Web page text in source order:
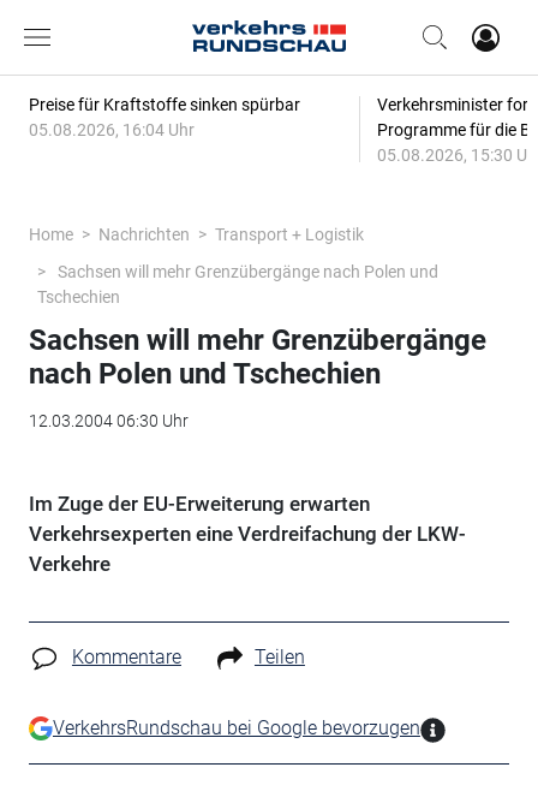
Preise für Kraftstoffe sinken spürbar
05.08.2026, 16:04 Uhr
Verkehrsminister
Programme für die
05.08.2026, 15:30
Home Nachrichten
Transport + Logistik
Sachsen will mehr Grenzübergänge nach Polen und
Tschechien
Sachsen will mehr Grenzübergänge
nach Polen und Tschechien
12.03.2004 06:30 Uhr
Im Zuge der EU-Erweiterung erwarten
Verkehrsexperten eine Verdreifachung der LKW-
Verkehre
Kommentare Teilen
VerkehrsRundschau bei Google bevorzugen